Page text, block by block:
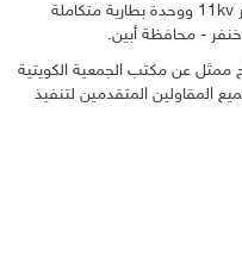
بتوريد وتركيب وتشغيل مفاتيح سويتش جير 11kv ووحدة بطارية متكاملة
- محافظة أبين.
ممثل عن مكتب الجمعية الكويتية
المقاولين المتقدمين لتنفيذ